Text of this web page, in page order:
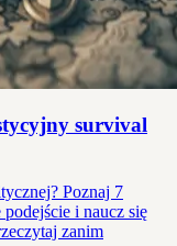
survival
Poznaj 7
i naucz się
zanim